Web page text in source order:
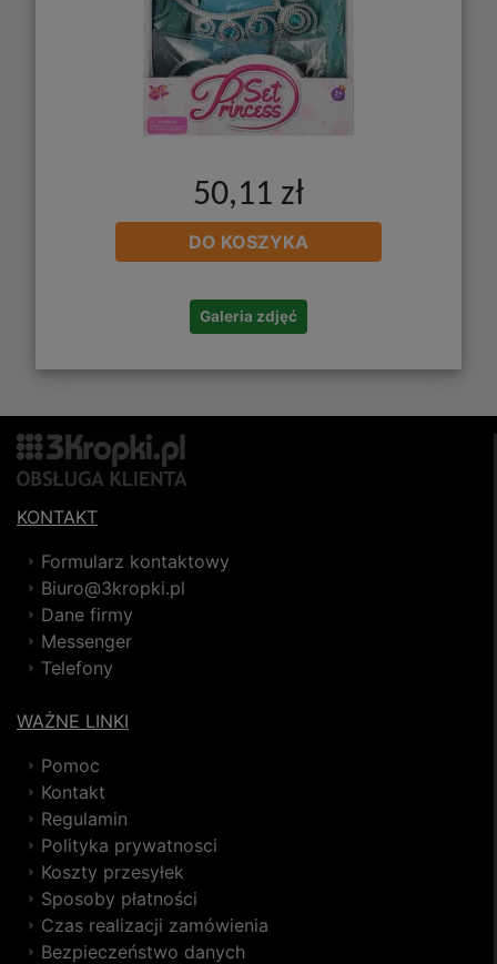
50,11 zł
DO KOSZYKA
Galeria zdjęć
KONTAKT
Formularz kontaktowy
Biuro@3kropki.pl
Dane firmy
Messenger
Telefony
WAŻNE LINKI
Pomoc
Kontakt
Regulamin
Polityka prywatnosci
Koszty przesyłek
Sposoby płatności
Czas realizacji zamówienia
Bezpieczeństwo danych